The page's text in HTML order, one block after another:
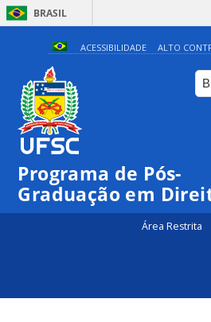
BRASIL
ACESSIBILIDADE ALTO
Programa de Pós-
Graduação em
Área Restrita